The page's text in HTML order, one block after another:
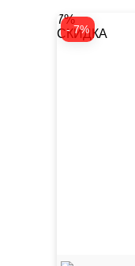
- 7%
7%
СКИДКА